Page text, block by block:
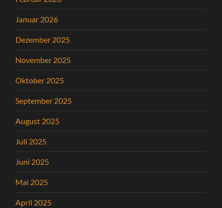
Januar 2026
Dezember 2025
November 2025
Oktober 2025
September 2025
August 2025
Juli 2025
Juni 2025
Mai 2025
April 2025